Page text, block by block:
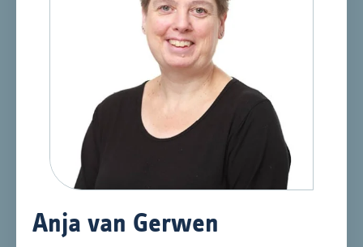
Anja van Gerwen